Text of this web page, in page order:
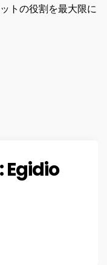
トの役割を最大限に
Egidio